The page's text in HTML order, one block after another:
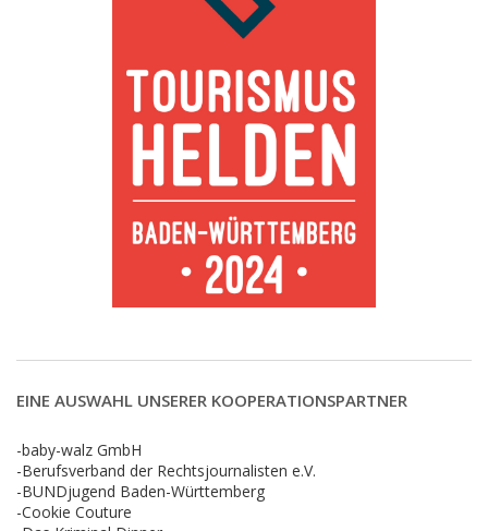
EINE AUSWAHL UNSERER KOOPERATIONSPARTNER
-baby-walz GmbH
-Berufsverband der Rechtsjournalisten e.V.
-BUNDjugend Baden-Württemberg
-Cookie Couture